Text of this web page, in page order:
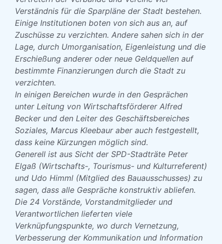
Verständnis für die Sparpläne der Stadt bestehen.
Einige Institutionen boten von sich aus an, auf
Zuschüsse zu verzichten. Andere sahen sich in der
Lage, durch Umorganisation, Eigenleistung und die
Erschießung anderer oder neue Geldquellen auf
bestimmte Finanzierungen durch die Stadt zu
verzichten.
In einigen Bereichen wurde in den Gesprächen
unter Leitung von Wirtschaftsförderer Alfred
Becker und den Leiter des Geschäftsbereiches
Soziales, Marcus Kleebaur aber auch festgestellt,
dass keine Kürzungen möglich sind.
Generell ist aus Sicht der SPD-Stadträte Peter
Elgaß (Wirtschafts-, Tourismus- und Kulturreferent)
und Udo Himml (Mitglied des Bauausschusses) zu
sagen, dass alle Gespräche konstruktiv abliefen.
Die 24 Vorstände, Vorstandmitglieder und
Verantwortlichen lieferten viele
Verknüpfungspunkte, wo durch Vernetzung,
Verbesserung der Kommunikation und Information